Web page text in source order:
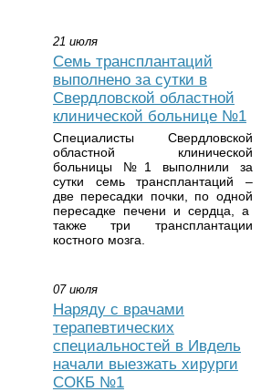
21 июля
Семь трансплантаций
выполнено за сутки в
Свердловской областной
клинической больнице №1
Специалисты Свердловской
областной клинической
больницы №1 выполнили за
сутки семь трансплантаций –
две пересадки почки, по одной
пересадке печени и сердца, а
также три трансплантации
костного мозга.
07 июля
Наряду с врачами
терапевтических
специальностей в Ивдель
начали выезжать хирурги
СОКБ №1